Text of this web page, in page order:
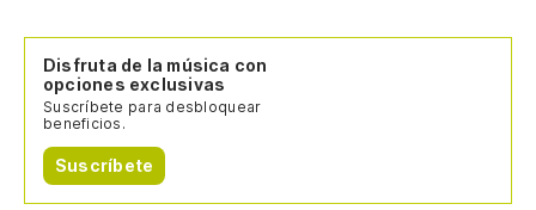
Disfruta de la música con
opciones exclusivas
Suscríbete para desbloquear
beneficios.
Suscríbete